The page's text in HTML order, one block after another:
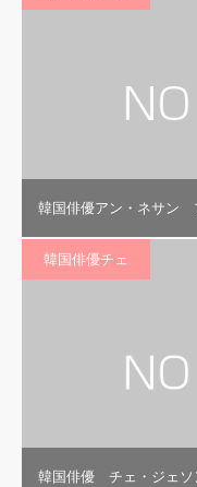
韓国俳優アン・ネサン
韓国俳優チェ
韓国俳優 チェ・ジェ